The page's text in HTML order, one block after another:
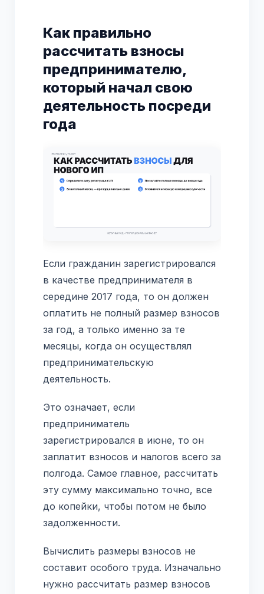
Как правильно
рассчитать взносы
предпринимателю,
который начал свою
деятельность посреди
года
Если гражданин зарегистрировался
в качестве предпринимателя в
середине 2017 года, то он должен
оплатить не полный размер взносов
за год, а только именно за те
месяцы, когда он осуществлял
предпринимательскую
деятельность.
Это означает, если
предприниматель
зарегистрировался в июне, то он
заплатит взносов и налогов всего за
полгода. Самое главное, рассчитать
эту сумму максимально точно, все
до копейки, чтобы потом не было
задолженности.
Вычислить размеры взносов не
составит особого труда. Изначально
нужно рассчитать размер взносов